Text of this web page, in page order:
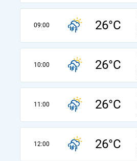
09:00 26°C
10:00 26°C
11:00 26°C
12:00 26°C